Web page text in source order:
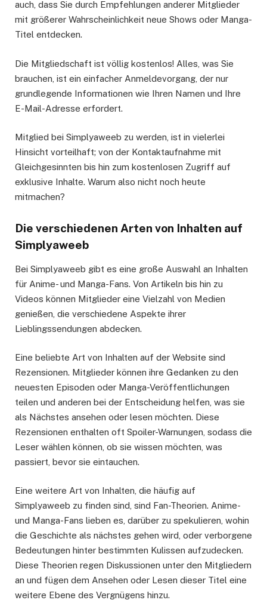
auch, dass Sie durch Empfehlungen anderer Mitglieder
mit größerer Wahrscheinlichkeit neue Shows oder Manga-
Titel entdecken.
Die Mitgliedschaft ist völlig kostenlos! Alles, was Sie
brauchen, ist ein einfacher Anmeldevorgang, der nur
grundlegende Informationen wie Ihren Namen und Ihre
E-Mail-Adresse erfordert.
Mitglied bei Simplyaweeb zu werden, ist in vielerlei
Hinsicht vorteilhaft; von der Kontaktaufnahme mit
Gleichgesinnten bis hin zum kostenlosen Zugriff auf
exklusive Inhalte. Warum also nicht noch heute
mitmachen?
Die verschiedenen Arten von Inhalten auf
Simplyaweeb
Bei Simplyaweeb gibt es eine große Auswahl an Inhalten
für Anime- und Manga-Fans. Von Artikeln bis hin zu
Videos können Mitglieder eine Vielzahl von Medien
genießen, die verschiedene Aspekte ihrer
Lieblingssendungen abdecken.
Eine beliebte Art von Inhalten auf der Website sind
Rezensionen. Mitglieder können ihre Gedanken zu den
neuesten Episoden oder Manga-Veröffentlichungen
teilen und anderen bei der Entscheidung helfen, was sie
als Nächstes ansehen oder lesen möchten. Diese
Rezensionen enthalten oft Spoiler-Warnungen, sodass die
Leser wählen können, ob sie wissen möchten, was
passiert, bevor sie eintauchen.
Eine weitere Art von Inhalten, die häufig auf
Simplyaweeb zu finden sind, sind Fan-Theorien. Anime-
und Manga-Fans lieben es, darüber zu spekulieren, wohin
die Geschichte als nächstes gehen wird, oder verborgene
Bedeutungen hinter bestimmten Kulissen aufzudecken.
Diese Theorien regen Diskussionen unter den Mitgliedern
an und fügen dem Ansehen oder Lesen dieser Titel eine
weitere Ebene des Vergnügens hinzu.